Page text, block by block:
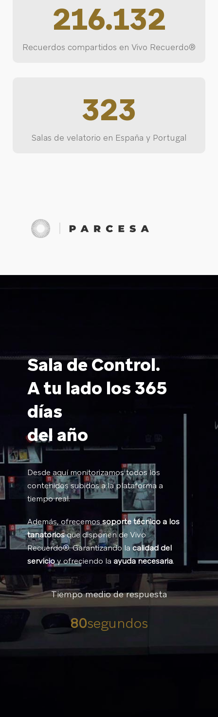
216.132
Recuerdos compartidos en Vivo Recuerdo®
323
Salas de velatorio en España y Portugal
Sala de Control.
A tu lado los 365
días
del año
Desde aquí monitorizamos todos los
contenidos subidos a la plataforma a
tiempo real.
Además, ofrecemossoporte técnico a los
tanatoriosque disponen de Vivo
Recuerdo®. Garantizando lacalidad del
servicioy ofreciendo la ayuda necesaria.
Tiempo medio de respuesta
80segundos